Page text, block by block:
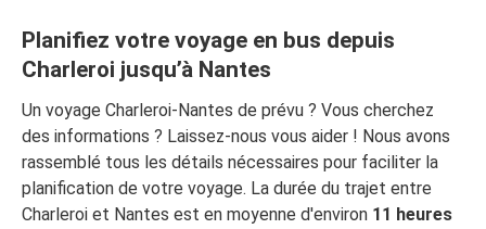
Planifiez votre voyage en bus depuis
Charleroi jusqu’à Nantes
Un voyage Charleroi-Nantes de prévu ? Vous cherchez
des informations ? Laissez-nous vous aider ! Nous avons
rassemblé tous les détails nécessaires pour faciliter la
planification de votre voyage. La durée du trajet entre
Charleroi et Nantes est en moyenne d'environ 11 heures